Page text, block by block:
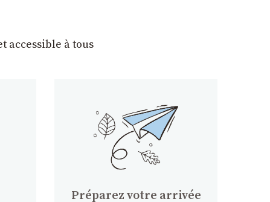
accessible à tous
Préparez votre arrivée